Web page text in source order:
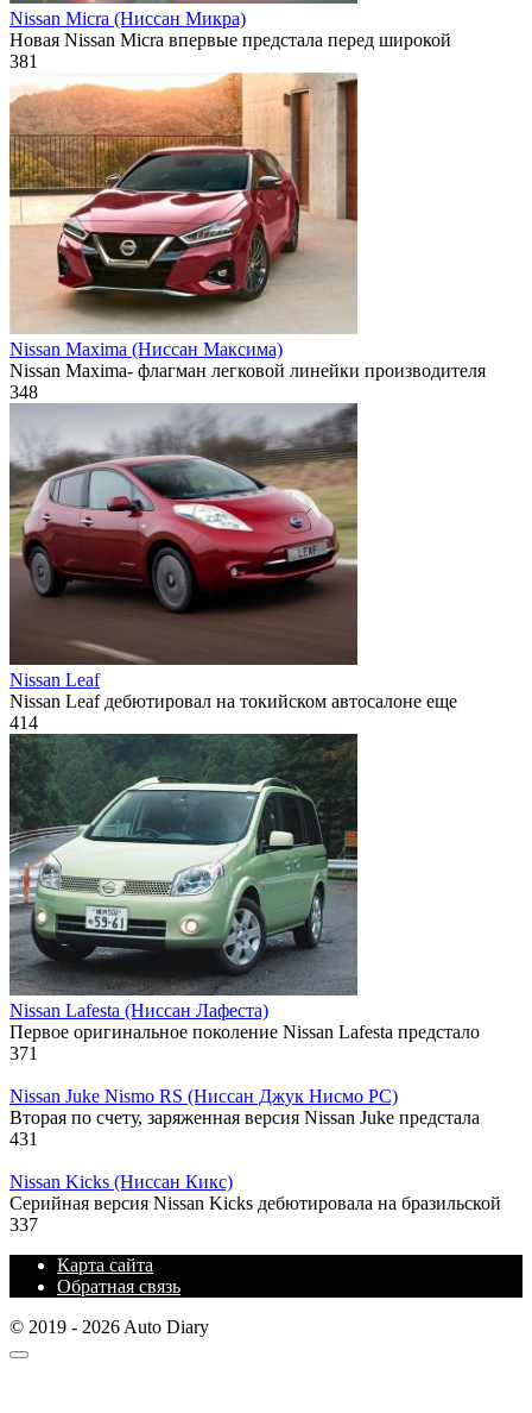
Nissan Micra (Ниссан Микра)
Новая Nissan Micra впервые предстала перед широкой
381
Nissan Maxima (Ниссан Максима)
Nissan Maxima- флагман легковой линейки производителя
348
Nissan Leaf
Nissan Leaf дебютировал на токийском автосалоне еще
414
Nissan Lafesta (Ниссан Лафеста)
Первое оригинальное поколение Nissan Lafesta предстало
371
Nissan Juke Nismo RS (Ниссан Джук Нисмо РС)
Вторая по счету, заряженная версия Nissan Juke предстала
431
Nissan Kicks (Ниссан Кикс)
Серийная версия Nissan Kicks дебютировала на бразильской
337
Карта сайта
Обратная связь
© 2019 - 2026 Auto Diary